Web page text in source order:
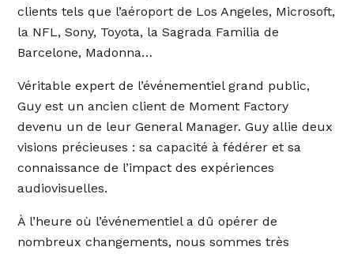
clients tels que l’aéroport de Los Angeles, Microsoft,
la NFL, Sony, Toyota, la Sagrada Familia de
Barcelone, Madonna…
Véritable expert de l’événementiel grand public,
Guy est un ancien client de Moment Factory
devenu un de leur General Manager. Guy allie deux
visions précieuses : sa capacité à fédérer et sa
connaissance de l’impact des expériences
audiovisuelles.
À l’heure où l’événementiel a dû opérer de
nombreux changements, nous sommes très